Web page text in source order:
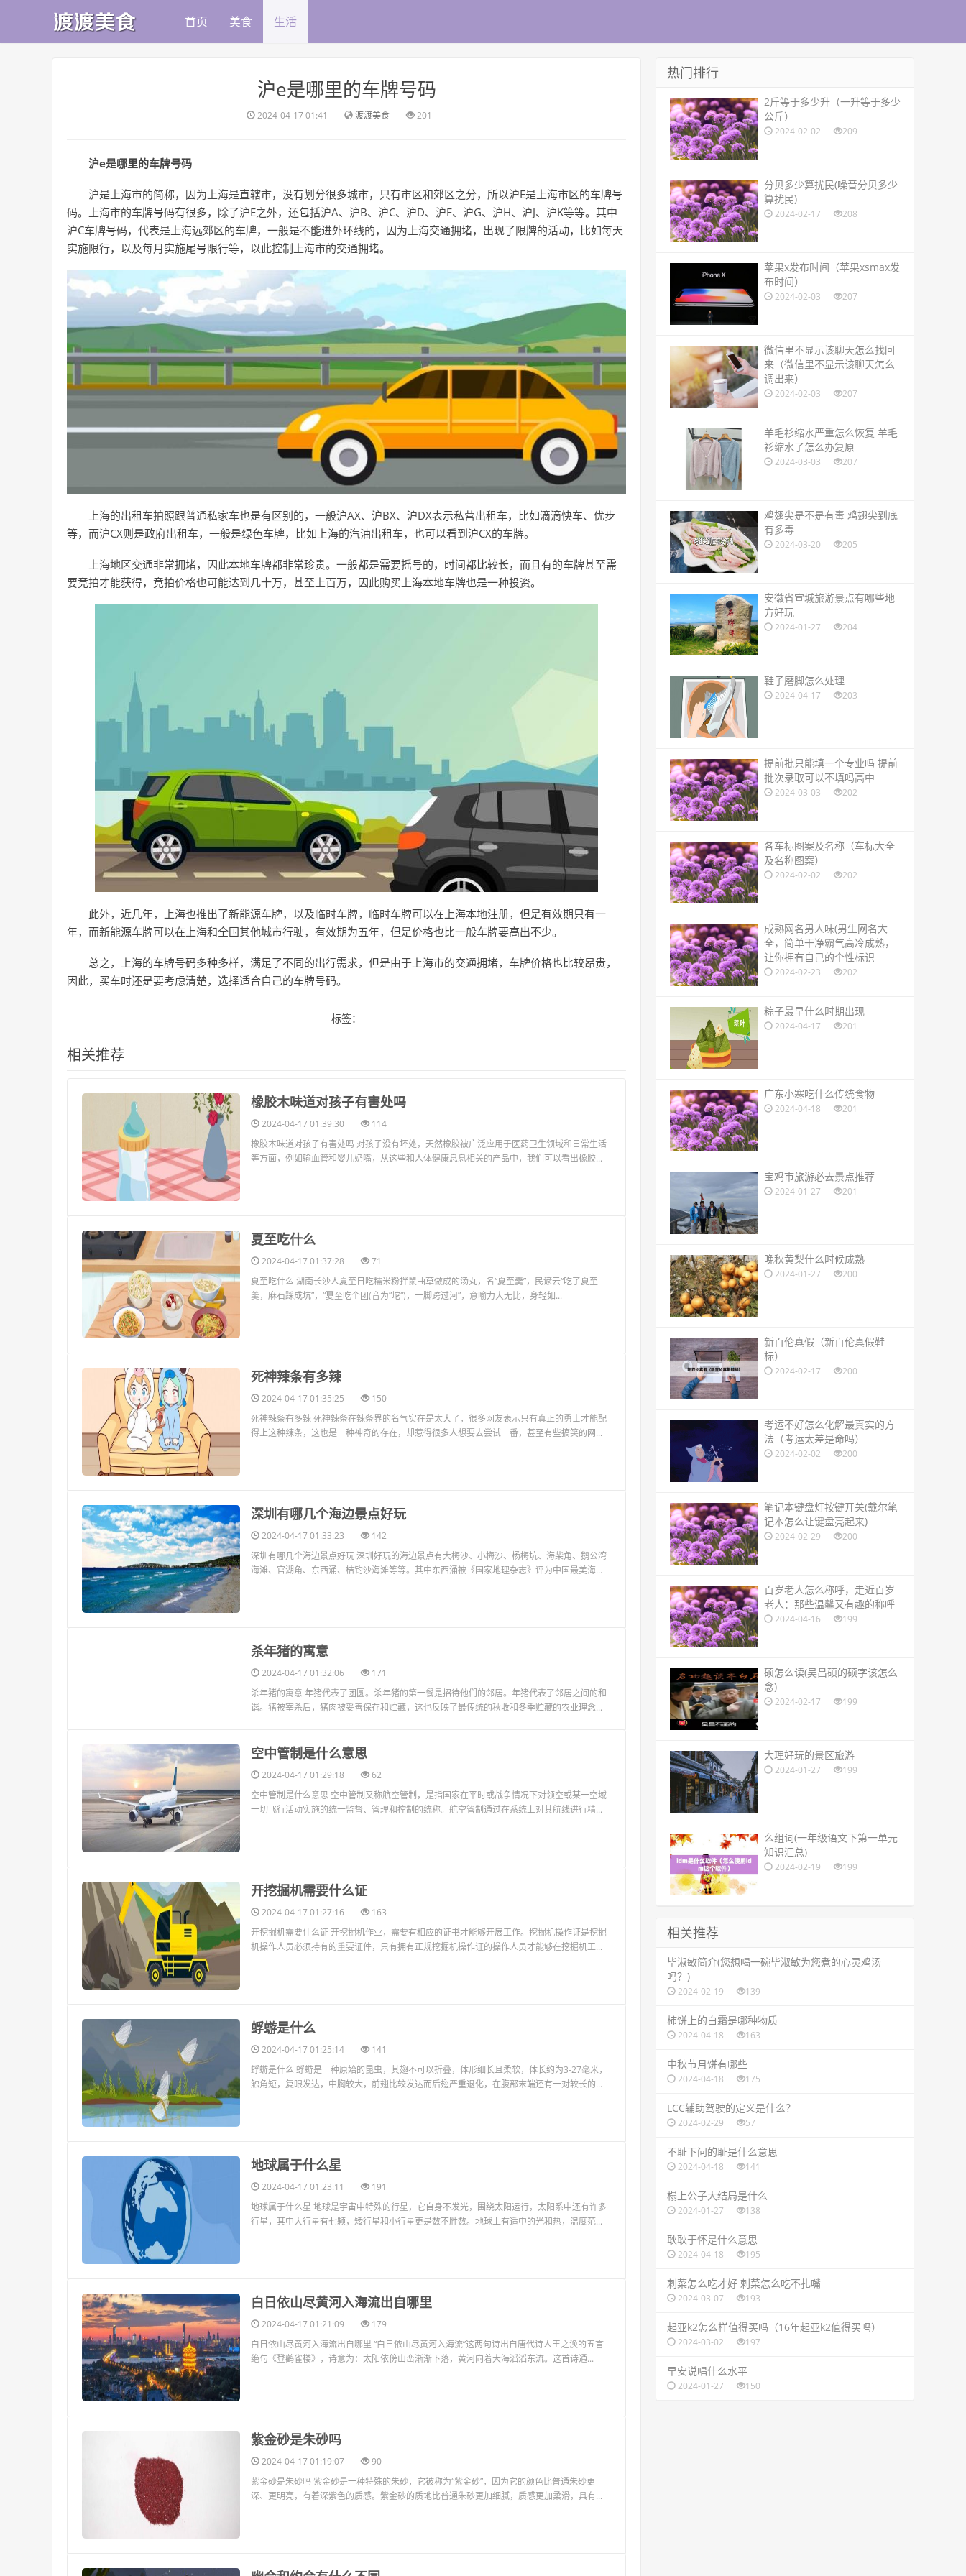
首页 美食 生活
​沪e是哪里的车牌号码
2024-04-17 01:41 渡渡美食 201
沪e是哪里的车牌号码
沪是上海市的简称，因为上海是直辖市，没有划分很多城市，只有市区和郊区之分，所以沪E是上海市区的车牌号
码。上海市的车牌号码有很多，除了沪E之外，还包括沪A、沪B、沪C、沪D、沪F、沪G、沪H、沪J、沪K等等。其中
沪C车牌号码，代表是上海远郊区的车牌，一般是不能进外环线的，因为上海交通拥堵，出现了限牌的活动，比如每天
实施限行，以及每月实施尾号限行等，以此控制上海市的交通拥堵。
上海的出租车拍照跟普通私家车也是有区别的，一般沪AX、沪BX、沪DX表示私营出租车，比如滴滴快车、优步
等，而沪CX则是政府出租车，一般是绿色车牌，比如上海的汽油出租车，也可以看到沪CX的车牌。
上海地区交通非常拥堵，因此本地车牌都非常珍贵。一般都是需要摇号的，时间都比较长，而且有的车牌甚至需
要竞拍才能获得，竞拍价格也可能达到几十万，甚至上百万，因此购买上海本地车牌也是一种投资。
此外，近几年，上海也推出了新能源车牌，以及临时车牌，临时车牌可以在上海本地注册，但是有效期只有一
年，而新能源车牌可以在上海和全国其他城市行驶，有效期为五年，但是价格也比一般车牌要高出不少。
总之，上海的车牌号码多种多样，满足了不同的出行需求，但是由于上海市的交通拥堵，车牌价格也比较昂贵，
因此，买车时还是要考虑清楚，选择适合自己的车牌号码。
标签：
相关推荐
​橡胶木味道对孩子有害处吗
2024-04-17 01:39:30
114
橡胶木味道对孩子有害处吗 对孩子没有坏处，天然橡胶被广泛应用于医药卫生领域和日常生活
等方面，例如输血管和婴儿奶嘴，从这些和人体健康息息相关的产品中，我们可以看出橡胶...
​夏至吃什么
2024-04-17 01:37:28
71
夏至吃什么 湖南长沙人夏至日吃糯米粉拌鼠曲草做成的汤丸，名“夏至羹”，民谚云“吃了夏至
羹，麻石踩成坑”，“夏至吃个团(音为”坨“)，一脚跨过河”，意喻力大无比，身轻如...
​死神辣条有多辣
2024-04-17 01:35:25
150
死神辣条有多辣 死神辣条在辣条界的名气实在是太大了，很多网友表示只有真正的勇士才能配
得上这种辣条，这也是一种神奇的存在，却惹得很多人想要去尝试一番，甚至有些搞笑的网...
​深圳有哪几个海边景点好玩
2024-04-17 01:33:23
142
深圳有哪几个海边景点好玩 深圳好玩的海边景点有大梅沙、小梅沙、杨梅坑、海柴角、鹅公湾
海滩、官湖角、东西涌、桔钓沙海滩等等。其中东西涌被《国家地理杂志》评为中国最美海...
​杀年猪的寓意
2024-04-17 01:32:06
171
杀年猪的寓意 年猪代表了团圆。杀年猪的第一餐是招待他们的邻居。年猪代表了邻居之间的和
谐。猪被宰杀后，猪肉被妥善保存和贮藏，这也反映了最传统的秋收和冬季贮藏的农业理念...
​空中管制是什么意思
2024-04-17 01:29:18
62
空中管制是什么意思 空中管制又称航空管制，是指国家在平时或战争情况下对领空或某一空域
一切飞行活动实施的统一监督、管理和控制的统称。航空管制通过在系统上对其航线进行精...
​开挖掘机需要什么证
2024-04-17 01:27:16
163
开挖掘机需要什么证 开挖掘机作业，需要有相应的证书才能够开展工作。挖掘机操作证是挖掘
机操作人员必须持有的重要证件，只有拥有正规挖掘机操作证的操作人员才能够在挖掘机工...
​蜉蝣是什么
2024-04-17 01:25:14
141
蜉蝣是什么 蜉蝣是一种原始的昆虫，其翅不可以折叠，体形细长且柔软，体长约为3-27毫米，
触角短，复眼发达，中胸较大，前翅比较发达而后翅严重退化，在腹部末端还有一对较长的...
​地球属于什么星
2024-04-17 01:23:11
191
地球属于什么星 地球是宇宙中特殊的行星，它自身不发光，围绕太阳运行，太阳系中还有许多
行星，其中大行星有七颗，矮行星和小行星更是数不胜数。地球上有适中的光和热，温度范...
​白日依山尽黄河入海流出自哪里
2024-04-17 01:21:09
179
白日依山尽黄河入海流出自哪里 “白日依山尽黄河入海流”这两句诗出自唐代诗人王之涣的五言
绝句《登鹳雀楼》，诗意为：太阳依傍山峦渐渐下落，黄河向着大海滔滔东流。这首诗通...
​紫金砂是朱砂吗
2024-04-17 01:19:07
90
紫金砂是朱砂吗 紫金砂是一种特殊的朱砂，它被称为“紫金砂”，因为它的颜色比普通朱砂更
深、更明亮，有着深紫色的质感。紫金砂的质地比普通朱砂更加细腻，质感更加柔滑，具有...
热门排行
​2斤等于多少升（一升等于多少
公斤）
2024-02-02 209
​分贝多少算扰民(噪音分贝多少
算扰民)
2024-02-17 208
​苹果x发布时间（苹果xsmax发
布时间）
2024-02-03 207
​微信里不显示该聊天怎么找回
来（微信里不显示该聊天怎么
调出来）
2024-02-03 207
​羊毛衫缩水严重怎么恢复 羊毛
衫缩水了怎么办复原
2024-03-03 207
​鸡翅尖是不是有毒 鸡翅尖到底
有多毒
2024-03-20 205
​安徽省宣城旅游景点有哪些地
方好玩
2024-01-27 204
​鞋子磨脚怎么处理
2024-04-17 203
​提前批只能填一个专业吗 提前
批次录取可以不填吗高中
2024-03-03 202
​各车标图案及名称（车标大全
及名称图案）
2024-02-02 202
​成熟网名男人味(男生网名大
全，简单干净霸气高冷成熟，
让你拥有自己的个性标识
2024-02-23 202
​粽子最早什么时期出现
2024-04-17 201
​广东小寒吃什么传统食物
2024-04-18 201
​宝鸡市旅游必去景点推荐
2024-01-27 201
​晚秋黄梨什么时候成熟
2024-01-27 200
​新百伦真假（新百伦真假鞋
标）
2024-02-17 200
​考运不好怎么化解最真实的方
法（考运太差是命吗）
2024-02-02 200
​笔记本键盘灯按键开关(戴尔笔
记本怎么让键盘亮起来)
2024-02-29 200
​百岁老人怎么称呼，走近百岁
老人：那些温馨又有趣的称呼
2024-04-16 199
​硕怎么读(吴昌硕的硕字该怎么
念)
2024-02-17 199
​大理好玩的景区旅游
2024-01-27 199
​么组词(一年级语文下第一单元
知识汇总)
2024-02-19 199
相关推荐
​毕淑敏简介(您想喝一碗毕淑敏为您煮的心灵鸡汤
吗？)
2024-02-19 139
​柿饼上的白霜是哪种物质
2024-04-18 163
​中秋节月饼有哪些
2024-04-18 175
​LCC辅助驾驶的定义是什么？
2024-02-29 57
​不耻下问的耻是什么意思
2024-04-18 141
​榻上公子大结局是什么
2024-01-27 138
​耿耿于怀是什么意思
2024-04-18 195
​刺菜怎么吃才好 刺菜怎么吃不扎嘴
2024-03-07 193
​起亚k2怎么样值得买吗（16年起亚k2值得买吗）
2024-03-02 197
​早安说唱什么水平
2024-01-27 150